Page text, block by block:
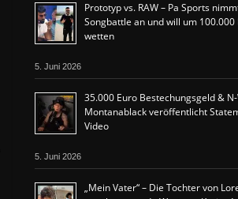
Prototyp vs. RAW – Pa Sports
Songbattle an und will um 100.000
wetten
5. Juni 2026
35.000 Euro Bestechungsgeld &
Montanablack veröffentlicht
Video
5. Juni 2026
„Mein Vater“ – Die Tochter von